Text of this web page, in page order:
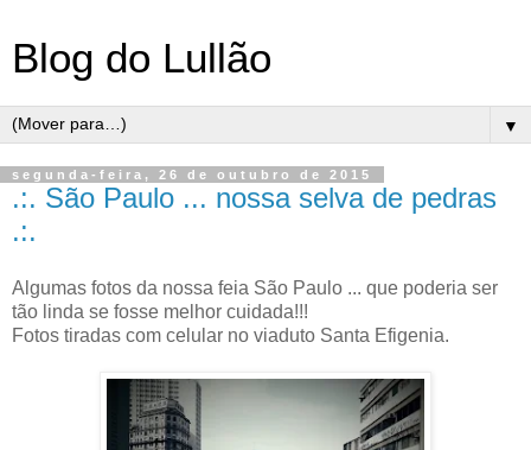
Blog do Lullão
▼
segunda-feira, 26 de outubro de 2015
.:. São Paulo ... nossa selva de pedras
.:.
Algumas fotos da nossa feia São Paulo ... que poderia ser
tão linda se fosse melhor cuidada!!!
Fotos tiradas com celular no viaduto Santa Efigenia.